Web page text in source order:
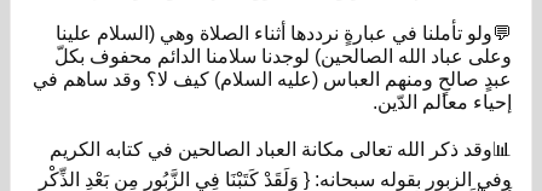
💬ولو تأملنا في عبارةٍ نرددها أثناء الصلاة وهي (السلام علينا
وعلى عباد الله الصالحين) لوجدنا سلامنا الدائم محفوف بكلّ
عبدٍ صالحٍ ومنهم العباس (عليه السلام) كيف لا؟ وقد ساهم في
إحياء معالم الدّين.
📊وقد ذكر الله تعالى مكانة العباد الصالحين في كتابه الكريم
وفي الزبور بقوله سبحانه: { وَلَقَدْ كَتَبْنَا فِي الزَّبُورِ مِن بَعْدِ الذِّكْرِ